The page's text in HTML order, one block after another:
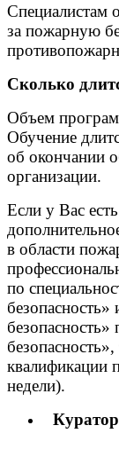
Специалистам
за пожарную
Сколько
Объем
Обучение
об окончании
организации.
Если у Вас
в области
по
квалификации
недели).